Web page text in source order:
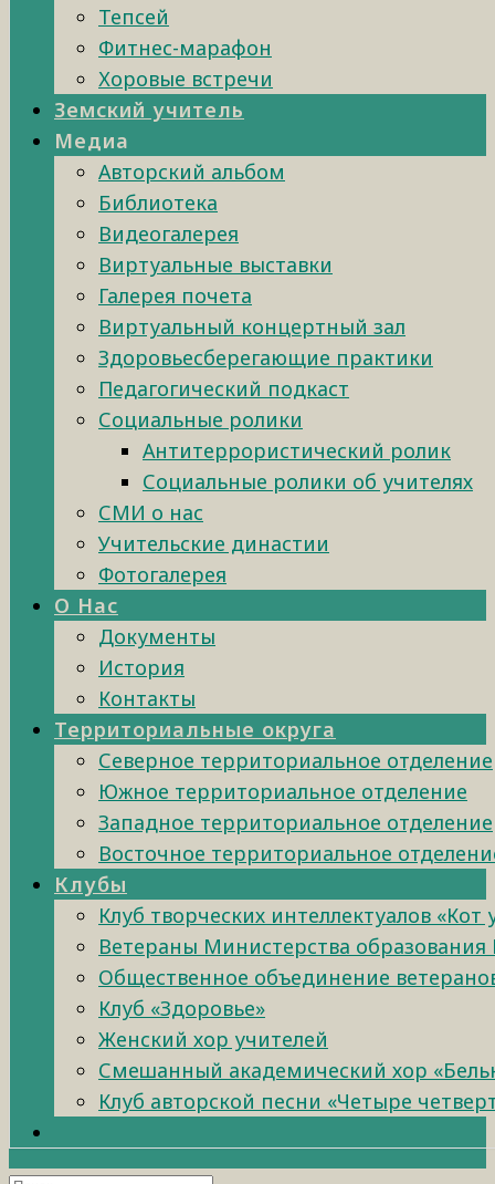
Тепсей
Фитнес-марафон
Хоровые встречи
Земский учитель
Медиа
Авторский альбом
Библиотека
Видеогалерея
Виртуальные выставки
Галерея почета
Виртуальный концертный зал
Здоровьесберегающие практики
Педагогический подкаст
Социальные ролики
Антитеррористический ролик
Социальные ролики об учителях
СМИ о нас
Учительские династии
Фотогалерея
О Нас
Документы
История
Контакты
Территориальные округа
Северное территориальное отделение
Южное территориальное отделение
Западное территориальное отделение
Восточное территориальное
Клубы
Клуб творческих интеллектуалов «Кот
Ветераны Министерства образования
Общественное объединение
Клуб «Здоровье»
Женский хор учителей
Смешанный академический хор
Клуб авторской песни «Четыре